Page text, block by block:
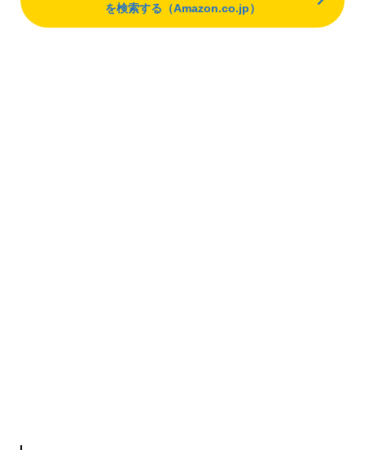
を検索する（Amazon.co.jp）